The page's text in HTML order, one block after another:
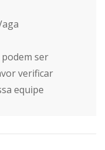
ser
verificar
equipe